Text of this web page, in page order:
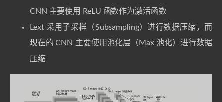
CNN 主要使用 ReLU 函数作为激活函数
Lext 采用子采样（Subsampling）进行数据压缩，而
现在的 CNN 主要使用池化层（Max 池化）进行数据
压缩